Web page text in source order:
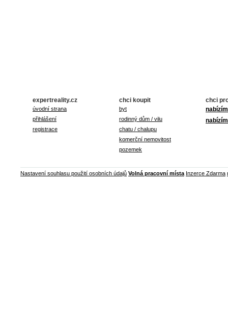
expertreality.cz
úvodní strana
přihlášení
registrace
chci koupit
byt
rodinný dům / vilu
chatu / chalupu
komerční nemovitost
pozemek
chci
Nastavení souhlasu použití osobních údajů Volná pracovní místa Inzerce Zdarma